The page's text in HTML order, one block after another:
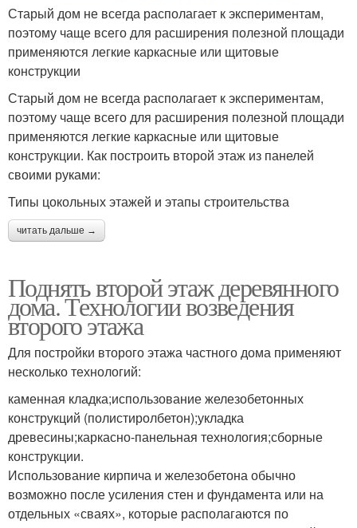
Старый дом не всегда располагает к экспериментам,
поэтому чаще всего для расширения полезной площади
применяются легкие каркасные или щитовые
конструкции
Старый дом не всегда располагает к экспериментам,
поэтому чаще всего для расширения полезной площади
применяются легкие каркасные или щитовые
конструкции. Как построить второй этаж из панелей
своими руками:
Типы цокольных этажей и этапы строительства
читать дальше →
Поднять второй этаж деревянного
дома. Технологии возведения
второго этажа
Для постройки второго этажа частного дома применяют
несколько технологий:
каменная кладка;использование железобетонных
конструкций (полистиролбетон);укладка
древесины;каркасно-панельная технология;сборные
конструкции.
Использование кирпича и железобетона обычно
возможно после усиления стен и фундамента или на
отдельных «сваях», которые располагаются по